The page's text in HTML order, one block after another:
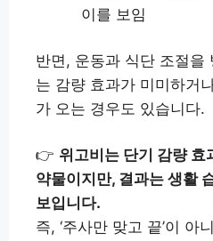
이를 보임
반면, 운동과 식단 조절을
는 감량 효과가 미미하거
가 오는 경우도 있습니다.
👉 위고비는 단기 감량 효
약물이지만, 결과는 생활
보입니다.
즉, ‘주사만 맞고 끝’이 아